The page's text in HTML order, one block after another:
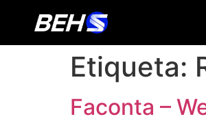
Etiqueta:
Faconta –